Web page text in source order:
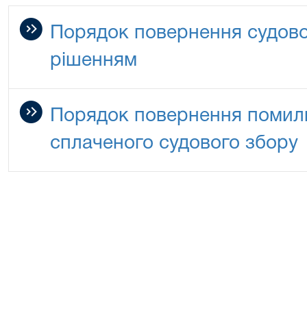
Порядок повернення
рішенням
Порядок повернення
сплаченого судового збору